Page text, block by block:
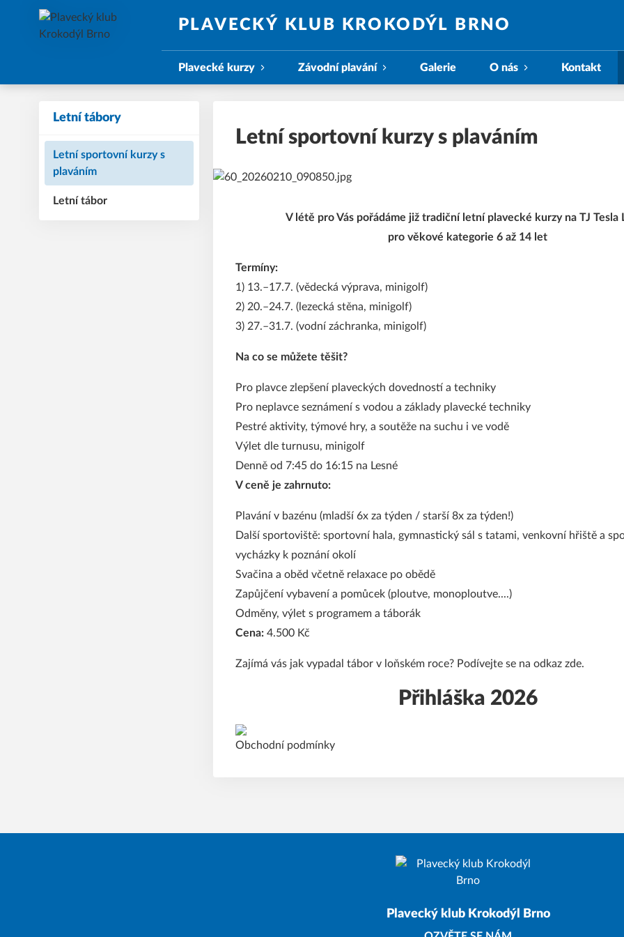
PLAVECKÝ KLUB KROKODÝL BRNO
Plavecké kurzy Závodní plavání Galerie O nás Kontakt
Letní tábory
Letní sportovní kurzy s
plaváním
Letní tábor
Letní sportovní kurzy s plaváním
V létě pro Vás pořádáme již tradiční letní plavecké kurzy na TJ Tesla
pro věkové kategorie 6 až 14 let
Termíny:
1) 13.–17.7. (vědecká výprava, minigolf)
2) 20.–24.7. (lezecká stěna, minigolf)
3) 27.–31.7. (vodní záchranka, minigolf)
Na co se můžete těšit?
Pro plavce zlepšení plaveckých dovedností a techniky
Pro neplavce seznámení s vodou a základy plavecké techniky
Pestré aktivity, týmové hry, a soutěže na suchu i ve vodě
Výlet dle turnusu, minigolf
Denně od 7:45 do 16:15 na Lesné
V ceně je zahrnuto:
Plavání v bazénu (mladší 6x za týden / starší 8x za týden!)
Další sportoviště: sportovní hala, gymnastický sál s tatami, venkovní hřiště a
vycházky k poznání okolí
Svačina a oběd včetně relaxace po obědě
Zapůjčení vybavení a pomůcek (ploutve, monoploutve....)
Odměny, výlet s programem a táborák
Cena:4.500 Kč
Zajímá vás jak vypadal tábor v loňském roce? Podívejte se na odkazzde.
Přihláška 2026
Obchodní podmínky
Plavecký klub Krokodýl Brno